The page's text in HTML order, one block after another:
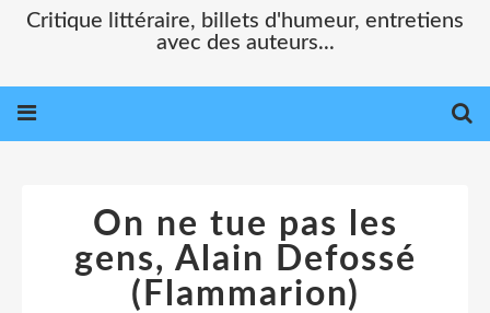
Critique littéraire, billets d'humeur, entretiens
avec des auteurs...
On ne tue pas les
gens, Alain Defossé
(Flammarion)